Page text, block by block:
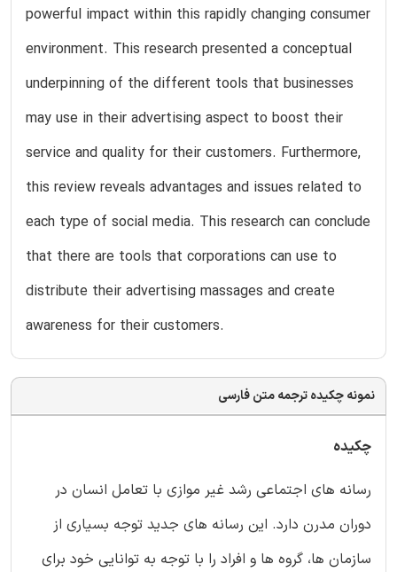
powerful impact within this rapidly changing consumer
environment. This research presented a conceptual
underpinning of the different tools that businesses
may use in their advertising aspect to boost their
service and quality for their customers. Furthermore,
this review reveals advantages and issues related to
each type of social media. This research can conclude
that there are tools that corporations can use to
distribute their advertising massages and create
awareness for their customers.
نمونه چکیده ترجمه متن فارسی
چکیده
رسانه های اجتماعی رشد غیر موازی با تعامل انسان در
دوران مدرن دارد. این رسانه های جدید توجه بسیاری از
سازمان ها، گروه ها و افراد را با توجه به توانایی خود برای